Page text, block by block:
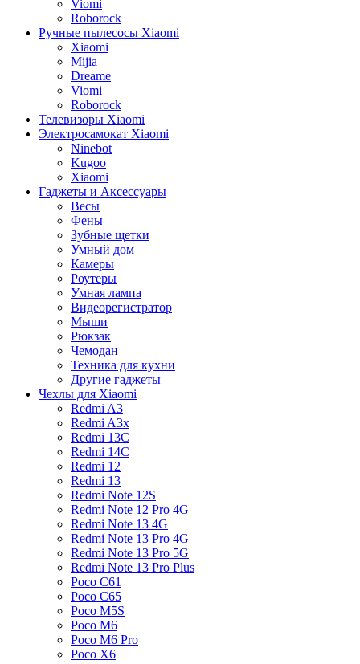
Viomi
Roborock
Ручные пылесосы Xiaomi
Xiaomi
Mijia
Dreame
Viomi
Roborock
Телевизоры Xiaomi
Электросамокат Xiaomi
Ninebot
Kugoo
Xiaomi
Гаджеты и Аксессуары
Весы
Фены
Зубные щетки
Умный дом
Камеры
Роутеры
Умная лампа
Видеорегистратор
Мыши
Рюкзак
Чемодан
Техника для кухни
Другие гаджеты
Чехлы для Xiaomi
Redmi A3
Redmi A3x
Redmi 13C
Redmi 14C
Redmi 12
Redmi 13
Redmi Note 12S
Redmi Note 12 Pro 4G
Redmi Note 13 4G
Redmi Note 13 Pro 4G
Redmi Note 13 Pro 5G
Redmi Note 13 Pro Plus
Poco C61
Poco C65
Poco M5S
Poco M6
Poco M6 Pro
Poco X6